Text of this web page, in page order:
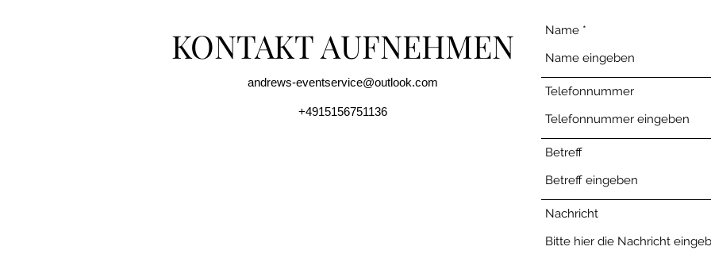
KONTAKT AUFNEHMEN
andrews-eventservice@outlook.com
+4915156751136
Name
Telefonnummer
Betreff
Nachricht